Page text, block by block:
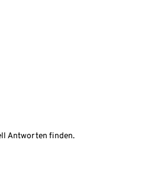
Antworten finden.